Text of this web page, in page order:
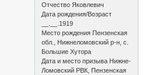
Отчество Яковлевич
Дата рождения/Возраст
__.__.1919
Место рождения Пензенская
обл., Нижнеломовский р-н, с.
Большие Хутора
Дата и место призыва Нижне-
Ломовский РВК, Пензенская